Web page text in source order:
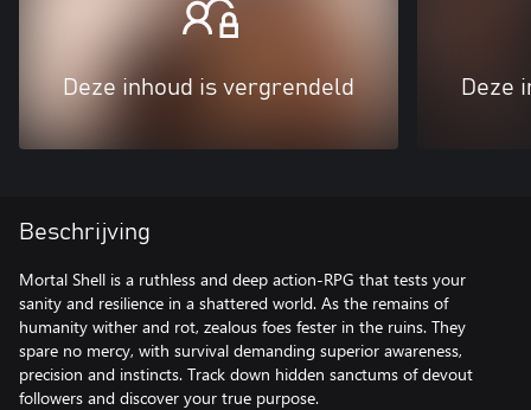
Deze inhoud is vergrendeld Deze
Beschrijving
Mortal Shell is a ruthless and deep action-RPG that tests your
sanity and resilience in a shattered world. As the remains of
humanity wither and rot, zealous foes fester in the ruins. They
spare no mercy, with survival demanding superior awareness,
precision and instincts. Track down hidden sanctums of devout
followers and discover your true purpose.